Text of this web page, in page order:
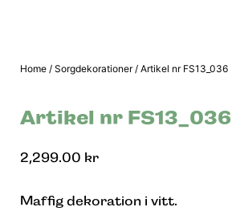
Home / Sorgdekorationer/ Artikel nr FS13_036
Artikel nr FS13_036
2,299.00 kr
Maffig dekoration i vitt.